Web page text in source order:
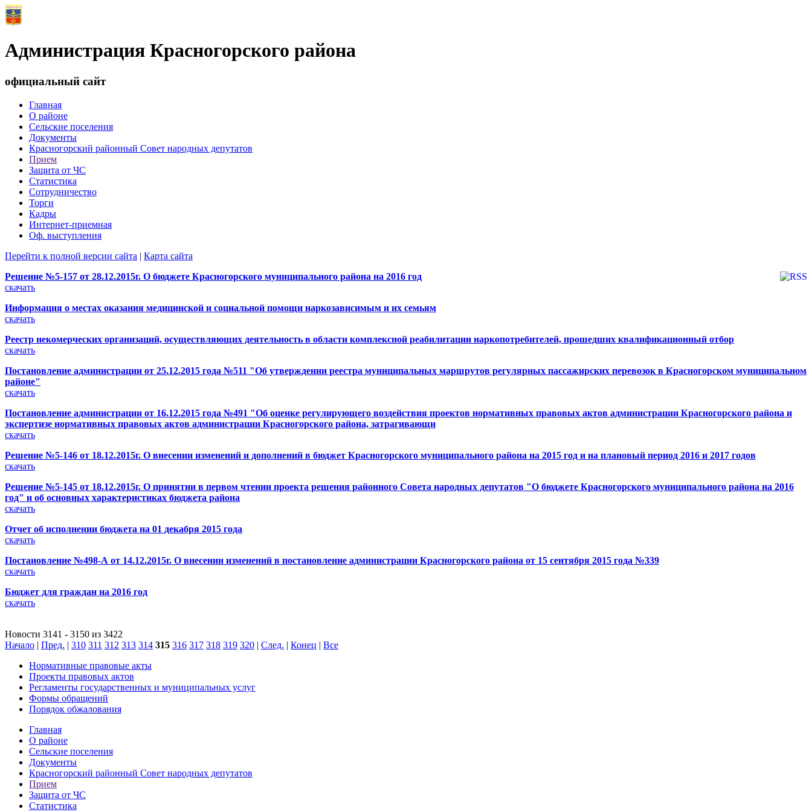
Администрация Красногорского района
официальный сайт
Главная
О районе
Сельские поселения
Документы
Красногорский районный Совет народных депутатов
Прием
Защита от ЧС
Статистика
Сотрудничество
Торги
Кадры
Интернет-приемная
Оф. выступления
Перейти к полной версии сайта | Карта сайта
Решение №5-157 от 28.12.2015г. О бюджете Красногорского муниципального района на 2016 год
скачать
Информация о местах оказания медицинской и социальной помощи наркозависимым и их семьям
скачать
Реестр некомерческих организаций, осуществляющих деятельность в области комплексной реабилитации наркопотребителей, прошедших квалификационный отбор
скачать
Постановление администрации от 25.12.2015 года №511 "Об утверждении реестра муниципальных маршрутов регулярных пассажирских перевозок в Красногорском муниципальном
районе"
скачать
Постановление администрации от 16.12.2015 года №491 "Об оценке регулирующего воздействия проектов нормативных правовых актов администрации Красногорского района и
экспертизе нормативных правовых актов администрации Красногорского района, затрагивающи
скачать
Решение №5-146 от 18.12.2015г. О внесении изменений и дополнений в бюджет Красногорского муниципального района на 2015 год и на плановый период 2016 и 2017 годов
скачать
Решение №5-145 от 18.12.2015г. О принятии в первом чтении проекта решения районного Совета народных депутатов "О бюджете Красногорского муниципального района на 2016
год" и об основных характеристиках бюджета района
скачать
Отчет об исполнении бюджета на 01 декабря 2015 года
скачать
Постановление №498-А от 14.12.2015г. О внесении изменений в постановление администрации Красногорского района от 15 сентября 2015 года №339
скачать
Бюджет для граждан на 2016 год
скачать
Новости 3141 - 3150 из 3422
Начало | Пред. | 310 311 312 313 314 315 316 317 318 319 320 | След. | Конец | Все
Нормативные правовые акты
Проекты правовых актов
Регламенты государственных и муниципальных услуг
Формы обращений
Порядок обжалования
Главная
О районе
Сельские поселения
Документы
Красногорский районный Совет народных депутатов
Прием
Защита от ЧС
Статистика